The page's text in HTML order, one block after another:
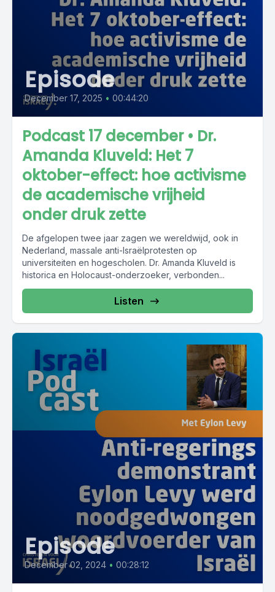
Episode
December 17, 2025 • 00:44:20
Podcast 17 december • Dr.
Amanda Kluveld: Het 7
oktober-effect: hoe activisme
de academische vrijheid
onder druk zette
De afgelopen twee jaar zagen we wereldwijd, ook in
Nederland, massale anti-Israëlprotesten op
universiteiten en hogescholen. Dr. Amanda Kluveld is
historica en Holocaust-onderzoeker, verbonden...
Listen
Episode
December 02, 2024 • 00:28:12